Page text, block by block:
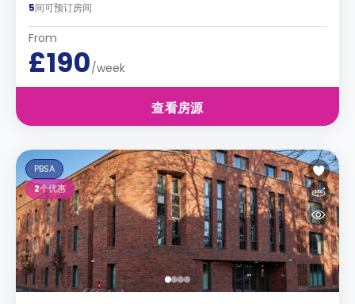
5间可预订房间
From
£190/week
查看房源
PBSA
2个优惠